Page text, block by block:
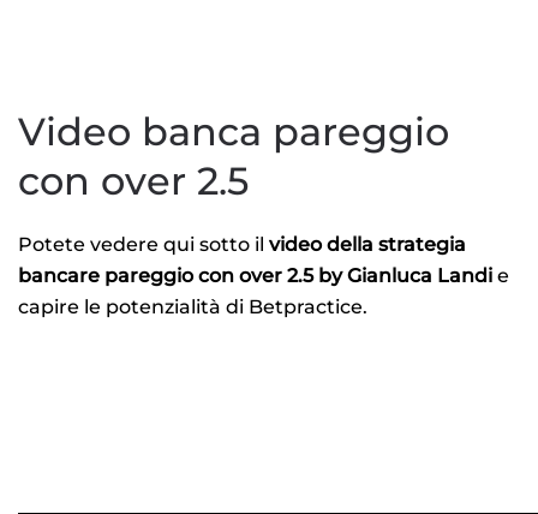
Video banca pareggio
con over 2.5
Potete vedere qui sotto il video della strategia
bancare pareggio con over 2.5 by Gianluca Landi e
capire le potenzialità di Betpractice.